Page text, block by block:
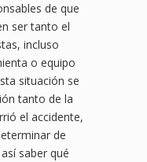
de que
ser tanto el
incluso
o equipo
situación se
tanto de la
el accidente,
de
saber qué